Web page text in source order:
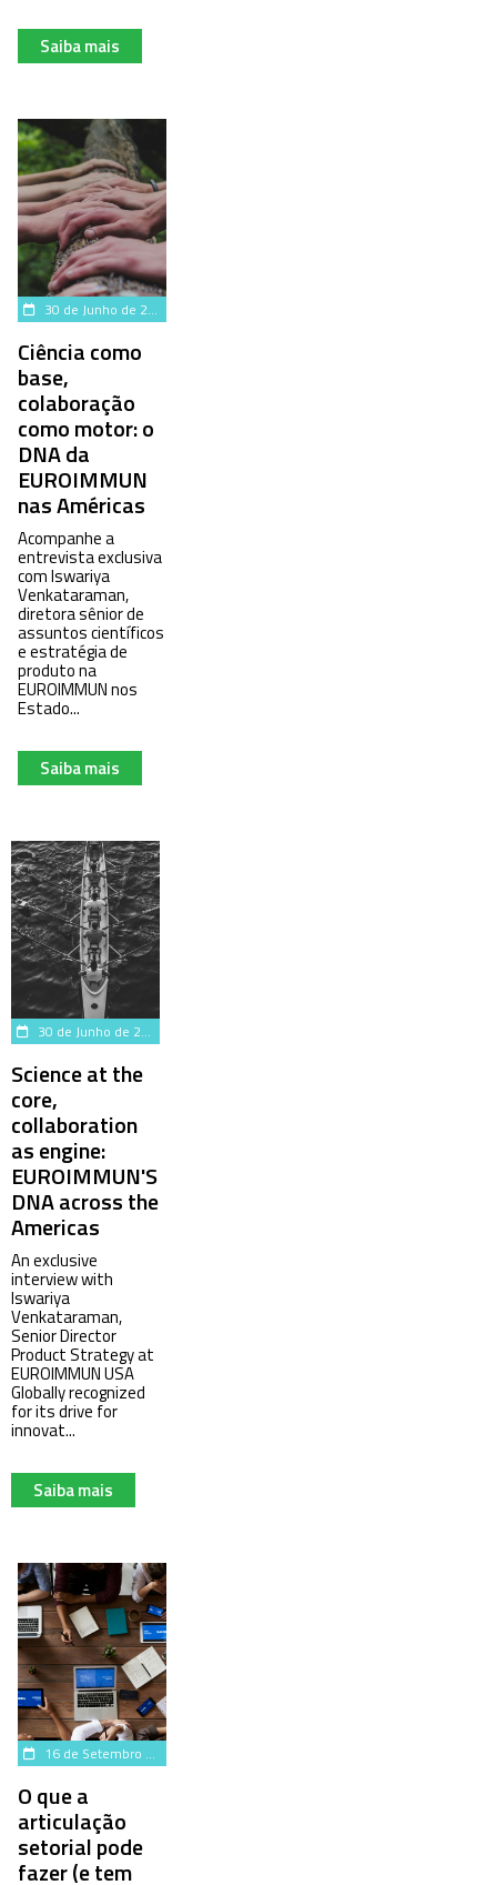
Saiba mais
30 de Junho de 2025
Ciência como
base,
colaboração
como motor: o
DNA da
EUROIMMUN
nas Américas
Acompanhe a
entrevista exclusiva
com Iswariya
Venkataraman,
diretora sênior de
assuntos científicos
e estratégia de
produto na
EUROIMMUN nos
Estado...
Saiba mais
30 de Junho de 2025
Science at the
core,
collaboration
as engine:
EUROIMMUN'S
DNA across the
Americas
An exclusive
interview with
Iswariya
Venkataraman,
Senior Director
Product Strategy at
EUROIMMUN USA
Globally recognized
for its drive for
innovat...
Saiba mais
16 de Setembro de 2024
O que a
articulação
setorial pode
fazer (e tem